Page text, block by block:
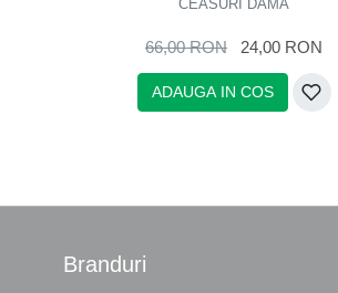
CEASURI DAMA
66,00 RON 24,00 RON
ADAUGA IN COS
Branduri